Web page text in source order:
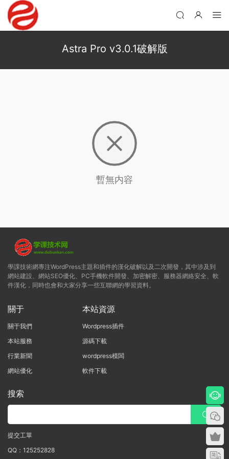
Astra Pro v3.0.1破解版
暫無内容
學課技術網專注WordPress主題和插件的漢化破解以及二次開發，其中涉及到
網站建設、網站SEO優化、PC手機軟件開發、加密解密、服務器網絡安全、軟
件漢化，同時也會和大家分享一些互聯網的學習資料。
關于
關于我們
本站服務
行業新聞
網站優化
本站資源
Wordpress插件
源碼下載
wordpress模闆
軟件下載
搜索
提交工單
QQ：125252828